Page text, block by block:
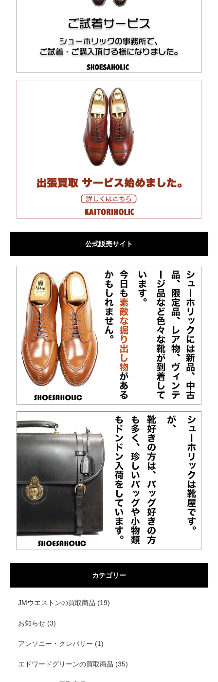
公式販売サイト
カテゴリー
JMウエストンの買取商品 (19)
お知らせ (3)
アンソニー・クレバリー (1)
エドワードグリーンの買取商品 (35)